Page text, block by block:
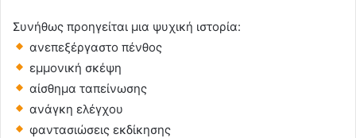
Συνήθως προηγείται μια ψυχική ιστορία:
ανεπεξέργαστο πένθος
εμμονική σκέψη
αίσθημα ταπείνωσης
ανάγκη ελέγχου
φαντασιώσεις εκδίκησης